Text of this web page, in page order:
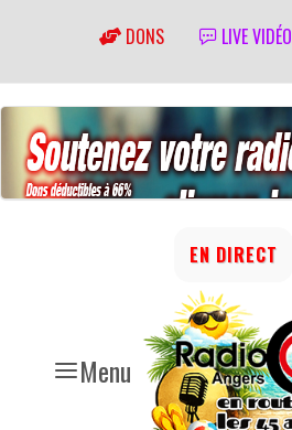
DONS LIVE VIDÉO
Menu
EN DIRECT